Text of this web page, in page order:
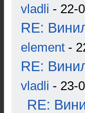
vladli - 22-
RE:
element -
RE:
vladli - 23-
RE: